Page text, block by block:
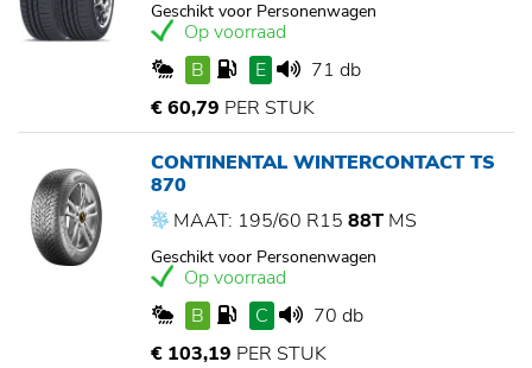
Geschikt voor Personenwagen
Op voorraad
B
E
71 db
€ 60,79 PER STUK
CONTINENTAL WINTERCONTACT TS
870
MAAT: 195/60 R15 88T MS
Geschikt voor Personenwagen
Op voorraad
B
C
70 db
€ 103,19 PER STUK